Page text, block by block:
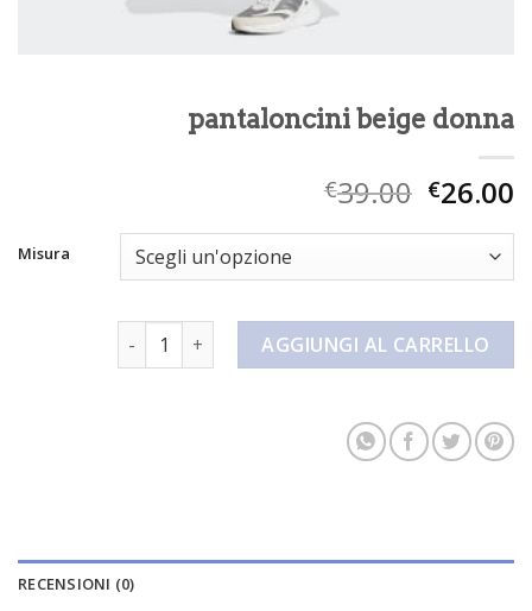
pantaloncini beige donna
€39.00 €26.00
Misura
pantaloncini beige donna quantità
AGGIUNGI AL CARRELLO
RECENSIONI (0)